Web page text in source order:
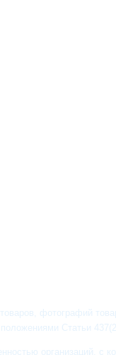
фотографий
Статьи
организаций, с